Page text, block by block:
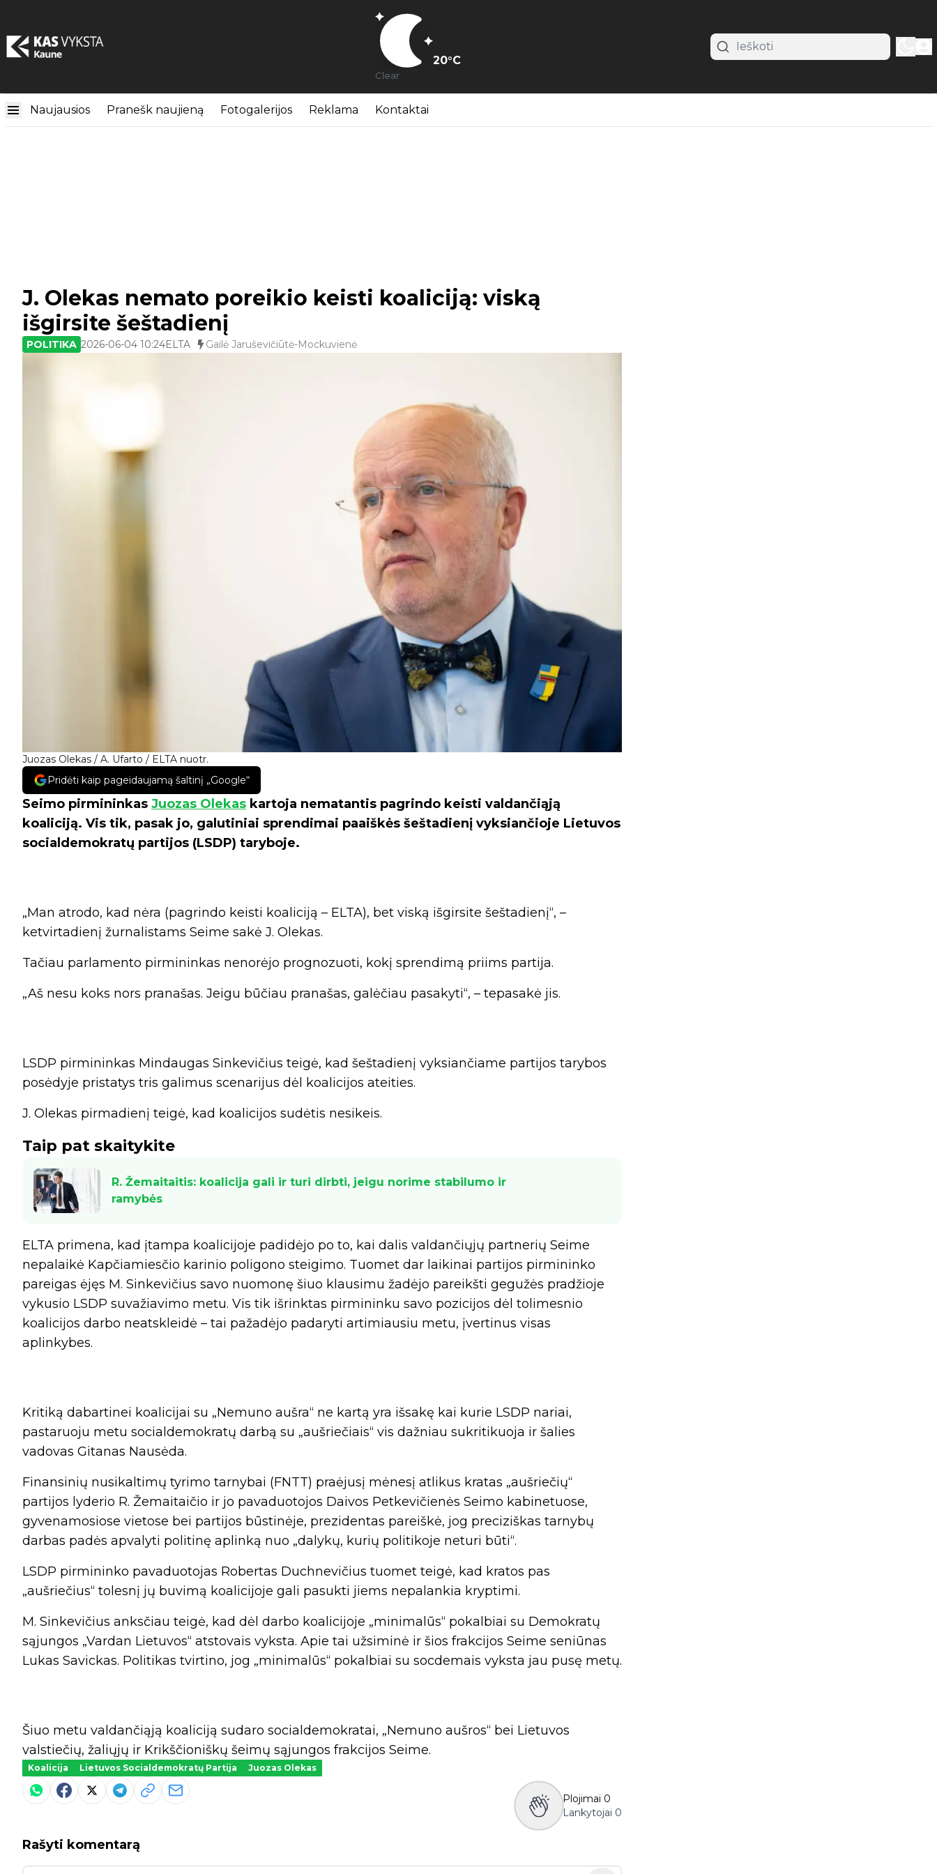
20°C
Clear
Naujausios Pranešk naujieną Fotogalerijos Reklama Kontaktai
Juozas Olekas / A. Ufarto / ELTA nuotr.
J. Olekas nemato poreikio keisti koaliciją: viską
išgirsite šeštadienį
POLITIKA 2026-06-04 10:24ELTA Gailė Jaruševičiūtė-Mockuvienė
Pridėti kaip pageidaujamą šaltinį „Google“
Seimo pirmininkas Juozas Olekas kartoja nematantis pagrindo keisti valdančiąją
koaliciją. Vis tik, pasak jo, galutiniai sprendimai paaiškės šeštadienį vyksiančioje Lietuvos
socialdemokratų partijos (LSDP) taryboje.
„Man atrodo, kad nėra (pagrindo keisti koaliciją – ELTA), bet viską išgirsite šeštadienį“, –
ketvirtadienį žurnalistams Seime sakė J. Olekas.
Tačiau parlamento pirmininkas nenorėjo prognozuoti, kokį sprendimą priims partija.
„Aš nesu koks nors pranašas. Jeigu būčiau pranašas, galėčiau pasakyti“, – tepasakė jis.
LSDP pirmininkas Mindaugas Sinkevičius teigė, kad šeštadienį vyksiančiame partijos tarybos
posėdyje pristatys tris galimus scenarijus dėl koalicijos ateities.
J. Olekas pirmadienį teigė, kad koalicijos sudėtis nesikeis.
Taip pat skaitykite
R. Žemaitaitis: koalicija gali ir turi dirbti, jeigu norime stabilumo ir
ramybės
ELTA primena, kad įtampa koalicijoje padidėjo po to, kai dalis valdančiųjų partnerių Seime
nepalaikė Kapčiamiesčio karinio poligono steigimo. Tuomet dar laikinai partijos pirmininko
pareigas ėjęs M. Sinkevičius savo nuomonę šiuo klausimu žadėjo pareikšti gegužės pradžioje
vykusio LSDP suvažiavimo metu. Vis tik išrinktas pirmininku savo pozicijos dėl tolimesnio
koalicijos darbo neatskleidė – tai pažadėjo padaryti artimiausiu metu, įvertinus visas
aplinkybes.
Kritiką dabartinei koalicijai su „Nemuno aušra“ ne kartą yra išsakę kai kurie LSDP nariai,
pastaruoju metu socialdemokratų darbą su „aušriečiais“ vis dažniau sukritikuoja ir šalies
vadovas Gitanas Nausėda.
Finansinių nusikaltimų tyrimo tarnybai (FNTT) praėjusį mėnesį atlikus kratas „aušriečių“
partijos lyderio R. Žemaitaičio ir jo pavaduotojos Daivos Petkevičienės Seimo kabinetuose,
gyvenamosiose vietose bei partijos būstinėje, prezidentas pareiškė, jog preciziškas tarnybų
darbas padės apvalyti politinę aplinką nuo „dalykų, kurių politikoje neturi būti“.
LSDP pirmininko pavaduotojas Robertas Duchnevičius tuomet teigė, kad kratos pas
„aušriečius“ tolesnį jų buvimą koalicijoje gali pasukti jiems nepalankia kryptimi.
M. Sinkevičius anksčiau teigė, kad dėl darbo koalicijoje „minimalūs“ pokalbiai su Demokratų
sąjungos „Vardan Lietuvos“ atstovais vyksta. Apie tai užsiminė ir šios frakcijos Seime seniūnas
Lukas Savickas. Politikas tvirtino, jog „minimalūs“ pokalbiai su socdemais vyksta jau pusę metų.
Šiuo metu valdančiąją koaliciją sudaro socialdemokratai, „Nemuno aušros“ bei Lietuvos
valstiečių, žaliųjų ir Krikščioniškų šeimų sąjungos frakcijos Seime.
Koalicija Lietuvos Socialdemokratų Partija Juozas Olekas
Plojimai 0
Lankytojai 0
Rašyti komentarą